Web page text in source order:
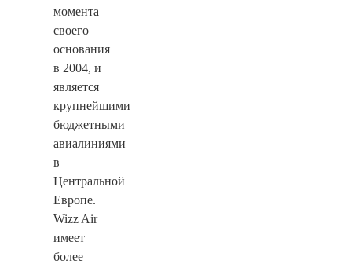
момента
своего
основания
в 2004, и
является
крупнейшими
бюджетными
авиалиниями
в
Центральной
Европе.
Wizz Air
имеет
более